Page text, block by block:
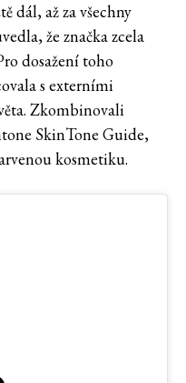
dál, až za všechny
že značka zcela
dosažení toho
s externími
Zkombinovali
SkinTone Guide,
kosmetiku.